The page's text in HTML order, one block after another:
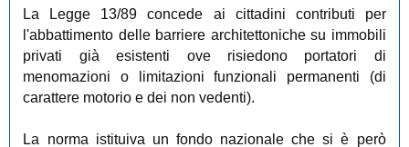
La Legge 13/89 concede ai cittadini contributi per
l'abbattimento delle barriere architettoniche su immobili
privati già esistenti ove risiedono portatori di
menomazioni o limitazioni funzionali permanenti (di
carattere motorio e dei non vedenti).
La norma istituiva un fondo nazionale che si è però